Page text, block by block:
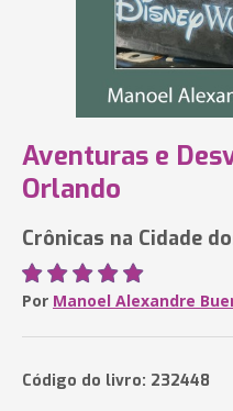
Aventuras e
Orlando
Crônicas na Cidade
Por Manoel Alexandre
Código do livro: 232448